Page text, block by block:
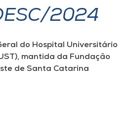
2024
do Hospital Universitário
mantida da Fundação
de Santa Catarina